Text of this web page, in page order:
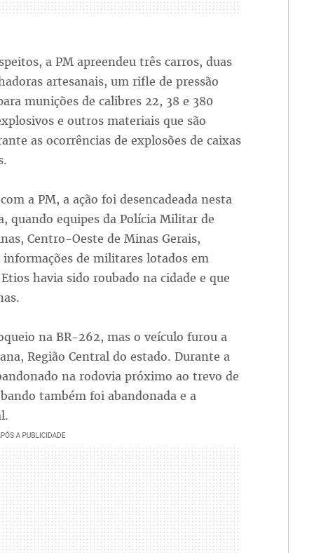
a PM apreendeu três carros, duas
artesanais, um rifle de pressão
munições de calibres 22, 38 e 380
e outros materiais que são
as ocorrências de explosões de caixas
a PM, a ação foi desencadeada nesta
quando equipes da Polícia Militar de
Centro-Oeste de Minas Gerais,
informações de militares lotados em
havia sido roubado na cidade e que
na BR-262, mas o veículo furou a
Região Central do estado. Durante a
na rodovia próximo ao trevo de
também foi abandonada e a